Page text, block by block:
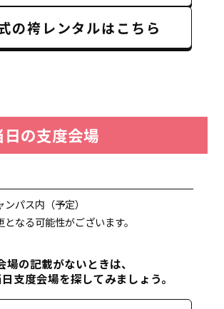
の袴レンタルはこちら
の支度会場
パス内（予定）
なる可能性がございます。
場の記載がないときは、
支度会場を探してみましょう。